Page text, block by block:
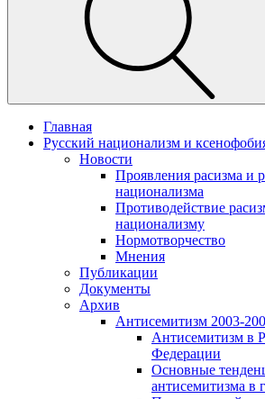
Главная
Русский национализм и
Новости
Проявления расизма и
национализма
Противодействие
национализму
Нормотворчество
Мнения
Публикации
Документы
Архив
Антисемитизм 2003-
Антисемитизм в
Федерации
Основные
антисемитизма в